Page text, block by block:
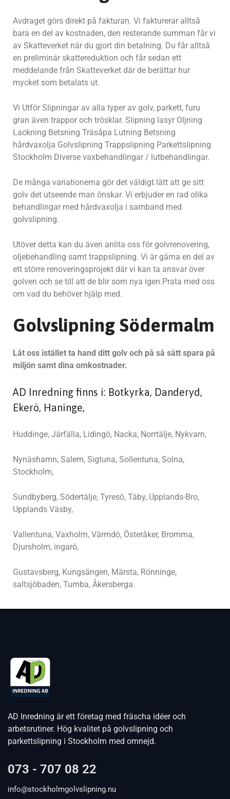
Avdraget görs direkt på fakturan. Vi fakturerar alltså
bara en del av kostnaden, den resterande summan får vi
av Skatteverket när du gjort din betalning. Du får alltså
en preliminär skattereduktion och får sedan ett
meddelande från Skatteverket där de berättar hur
mycket som betalats ut.
Vi Utför Slipningar av alla typer av golv, parkett, furu
gran även trappor och trösklar. Slipning lasyr Oljning
Lackning Betsning Träsåpa Lutning Betsning
hårdvaxolja Golvslipning Trappslipning Parkettslipning
Stockholm Diverse vaxbehandlingar / lutbehandlingar.
De många variationerna gör det väldigt lätt att ge sitt
golv det utseende man önskar. Vi erbjuder en rad olika
behandlingar med hårdvaxolja i samband med
golvslipning.
Utöver detta kan du även anlita oss för golvrenovering,
oljebehandling samt trappslipning. Vi är gärna en del av
ett större renoveringsprojekt där vi kan ta ansvar över
golven och se till att de blir som nya igen.Prata med oss
om vad du behöver hjälp med.
Golvslipning Södermalm
Låt oss istället ta hand ditt golv och på så sätt spara på
miljön samt dina omkostnader.
AD Inredning finns i: Botkyrka, Danderyd,
Ekerö, Haninge,
Huddinge, Järfälla, Lidingö, Nacka, Norrtälje, Nykvarn,
Nynäshamn, Salem, Sigtuna, Sollentuna, Solna,
Stockholm,
Sundbyberg, Södertälje, Tyresö, Täby, Upplands-Bro,
Upplands Väsby,
Vallentuna, Vaxholm, Värmdö, Österåker, Bromma,
Djursholm, ingarö,
Gustavsberg, Kungsängen, Märsta, Rönninge,
saltsjöbaden, Tumba, Åkersberga.
AD Inredning är ett företag med fräscha idéer och
arbetsrutiner. Hög kvalitet på golvslipning och
parkettslipning i Stockholm med omnejd.
073 - 707 08 22
info@stockholmgolvslipning.nu